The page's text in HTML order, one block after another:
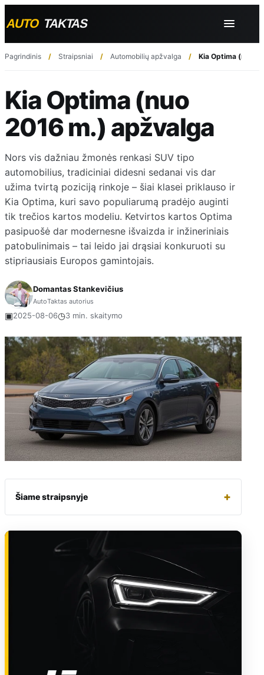
Pagrindinis Straipsniai Automobilių apžvalga Kia Optima (nuo
Kia Optima (nuo
2016 m.) apžvalga
Nors vis dažniau žmonės renkasi SUV tipo
automobilius, tradiciniai didesni sedanai vis dar
užima tvirtą poziciją rinkoje – šiai klasei priklauso ir
Kia Optima, kuri savo populiarumą pradėjo auginti
tik trečios kartos modeliu. Ketvirtos kartos Optima
pasipuošė dar modernesne išvaizda ir inžineriniais
patobulinimais – tai leido jai drąsiai konkuruoti su
stipriausiais Europos gamintojais.
Domantas Stankevičius
AutoTaktas autorius
▣2025-08-06◷3 min. skaitymo
Šiame straipsnyje +